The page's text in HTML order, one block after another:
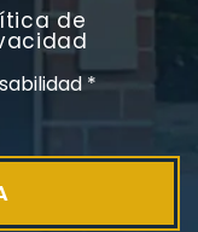
de
*